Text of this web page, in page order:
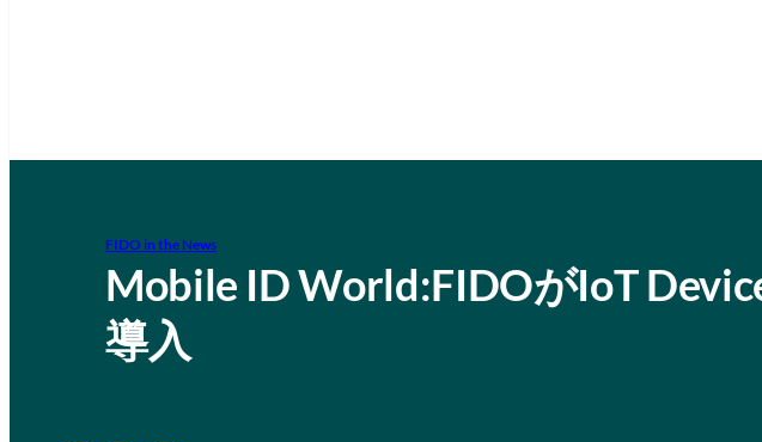
FIDO in the News
Mobile ID World:FIDOがIoT
導入